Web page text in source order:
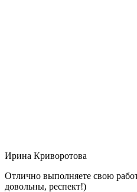
Ирина Криворотова
Отлично выполняете свою
довольны, респект!)